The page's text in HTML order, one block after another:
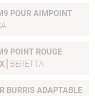
POUR AIMPOINT
POINT ROUGE
BERETTA